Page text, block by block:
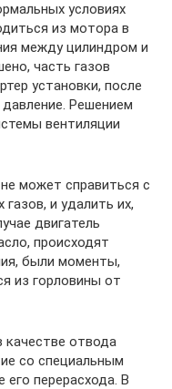
условиях
из мотора в
между цилиндром и
часть газов
установки, после
Решением
вентиляции
может справиться с
и удалить их,
двигатель
происходят
были моменты,
из горловины от
отвода
со специальным
перерасхода. В